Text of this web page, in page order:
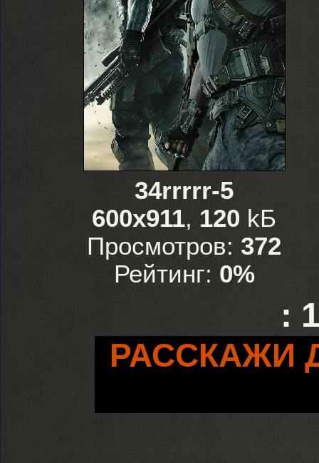
34rrrrr-5
600x911, 120 kБ
Просмотров: 372
Рейтинг: 0%
:
РАССКАЖИ